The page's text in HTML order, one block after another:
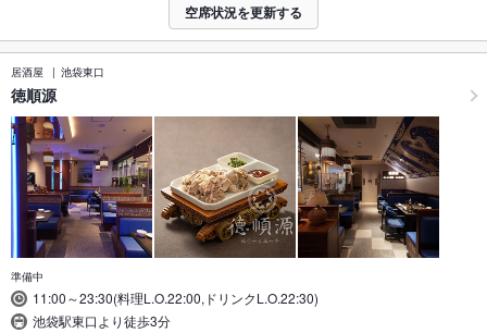
空席状況を更新する
居酒屋 池袋東口
徳順源
準備中
11:00～23:30(料理L.O.22:00,ドリンクL.O.22:30)
池袋駅東口より徒歩3分